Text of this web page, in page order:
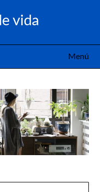
vida
Menú